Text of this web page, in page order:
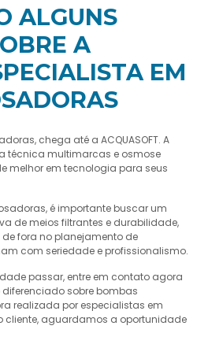
ALGUNS
A
EM
, chega até a ACQUASOFT. A
técnica multimarcas e osmose
melhor em tecnologia para seus
, é importante buscar um
de meios filtrantes e durabilidade,
fora no planejamento de
com seriedade e profissionalismo.
passar, entre em contato agora
sobre bombas
realizada por especialistas em
cliente, aguardamos a oportunidade